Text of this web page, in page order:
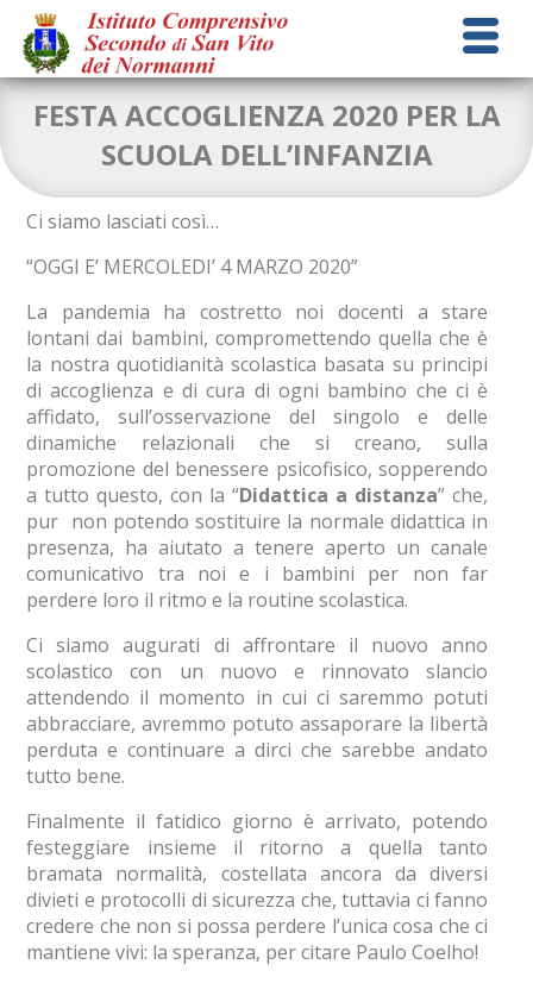
FESTA ACCOGLIENZA 2020 PER LA
SCUOLA DELL’INFANZIA
Ci siamo lasciati così…
“OGGI E’ MERCOLEDI’ 4 MARZO 2020”
La pandemia ha costretto noi docenti a stare
lontani dai bambini, compromettendo quella che è
la nostra quotidianità scolastica basata su principi
di accoglienza e di cura di ogni bambino che ci è
affidato, sull’osservazione del singolo e delle
dinamiche relazionali che si creano, sulla
promozione del benessere psicofisico, sopperendo
a tutto questo, con la “Didattica a distanza” che,
pur non potendo sostituire la normale didattica in
presenza, ha aiutato a tenere aperto un canale
comunicativo tra noi e i bambini per non far
perdere loro il ritmo e la routine scolastica.
Ci siamo augurati di affrontare il nuovo anno
scolastico con un nuovo e rinnovato slancio
attendendo il momento in cui ci saremmo potuti
abbracciare, avremmo potuto assaporare la libertà
perduta e continuare a dirci che sarebbe andato
tutto bene.
Finalmente il fatidico giorno è arrivato, potendo
festeggiare insieme il ritorno a quella tanto
bramata normalità, costellata ancora da diversi
divieti e protocolli di sicurezza che, tuttavia ci fanno
credere che non si possa perdere l’unica cosa che ci
mantiene vivi: la speranza, per citare Paulo Coelho!